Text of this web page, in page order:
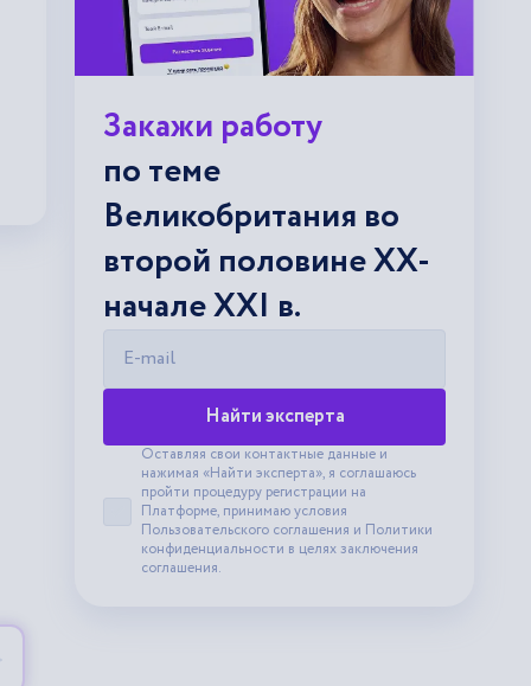
Закажи работу
по теме
Великобритания во
второй половине ХХ-
начале XXI в.
Найти эксперта
Принять пользовательское соглашение
Оставляя свои контактные данные и
нажимая «Найти эксперта», я соглашаюсь
пройти процедуру регистрации на
Платформе, принимаю условия
Пользовательского соглашения и Политики
конфиденциальности в целях заключения
соглашения.